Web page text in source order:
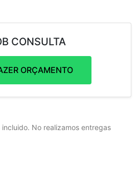
CONSULTA
ORÇAMENTO
incluido. No realizamos entregas